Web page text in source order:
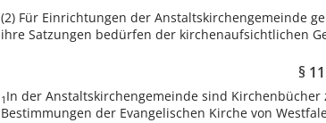
(2) Für Einrichtungen der Anstaltskirchengemeinde
ihre Satzungen bedürfen der kirchenaufsichtlichen
§ 11
1 In der Anstaltskirchengemeinde sind Kirchenbücher
Bestimmungen der Evangelischen Kirche von